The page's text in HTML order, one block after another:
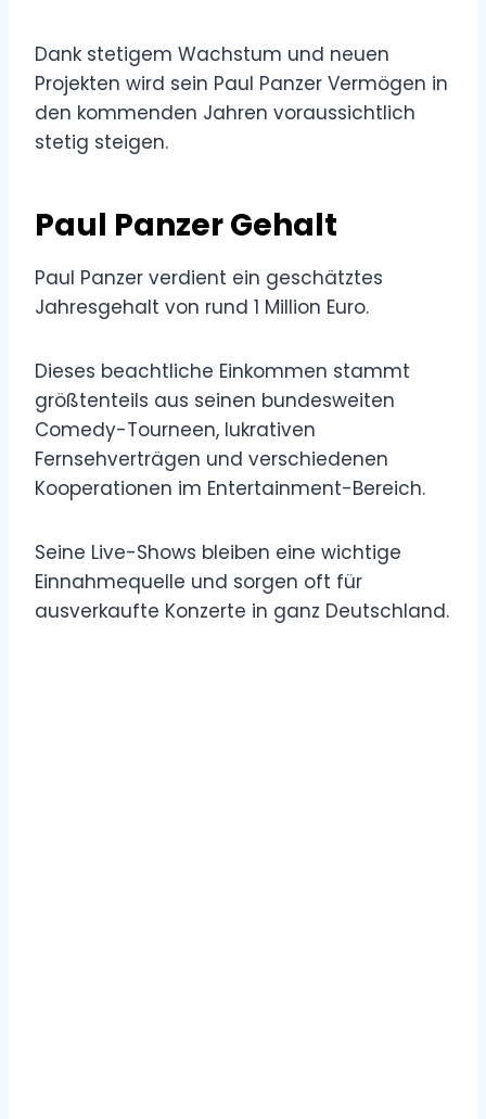
Dank stetigem Wachstum und neuen
Projekten wird sein Paul Panzer Vermögen in
den kommenden Jahren voraussichtlich
stetig steigen.
Paul Panzer Gehalt
Paul Panzer verdient ein geschätztes
Jahresgehalt von rund 1 Million Euro.
Dieses beachtliche Einkommen stammt
größtenteils aus seinen bundesweiten
Comedy-Tourneen, lukrativen
Fernsehverträgen und verschiedenen
Kooperationen im Entertainment-Bereich.
Seine Live-Shows bleiben eine wichtige
Einnahmequelle und sorgen oft für
ausverkaufte Konzerte in ganz Deutschland.